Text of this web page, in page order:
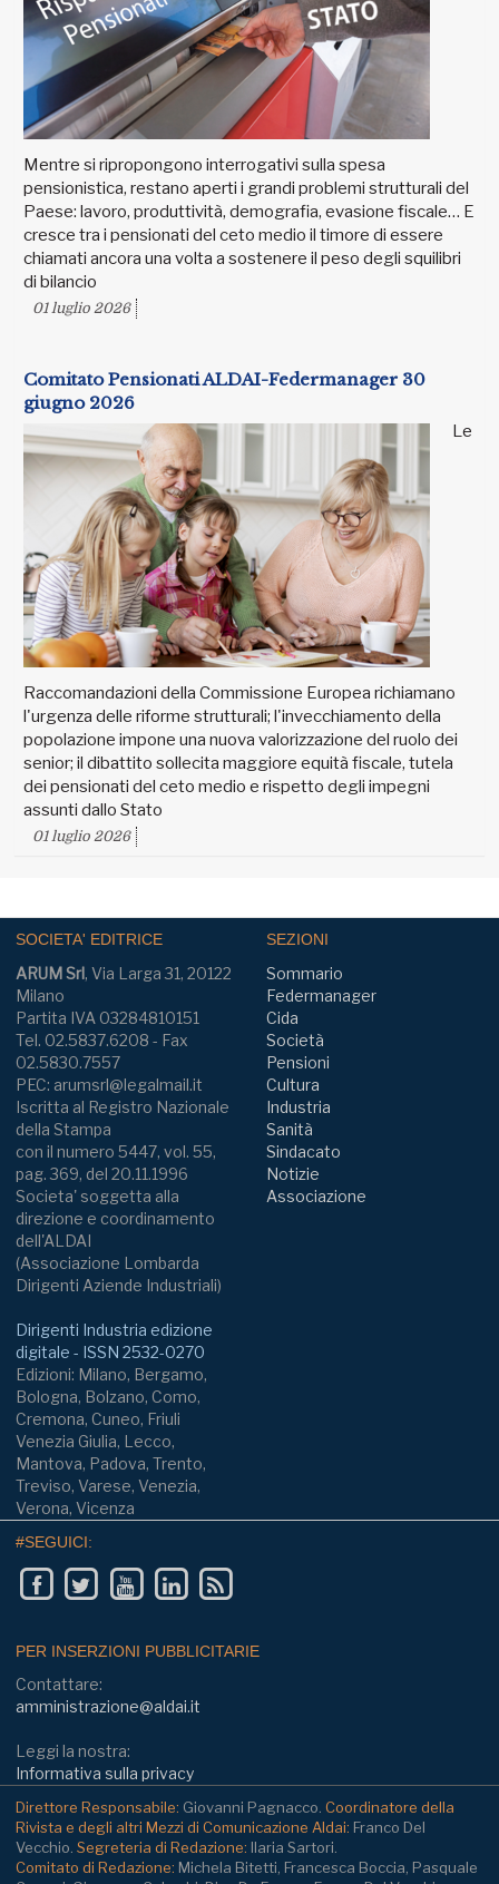
Mentre si ripropongono interrogativi sulla spesa
pensionistica, restano aperti i grandi problemi strutturali del
Paese: lavoro, produttività, demografia, evasione fiscale… E
cresce tra i pensionati del ceto medio il timore di essere
chiamati ancora una volta a sostenere il peso degli squilibri
di bilancio
01 luglio 2026
Comitato Pensionati ALDAI-Federmanager 30
giugno 2026
Le
Raccomandazioni della Commissione Europea richiamano
l'urgenza delle riforme strutturali; l'invecchiamento della
popolazione impone una nuova valorizzazione del ruolo dei
senior; il dibattito sollecita maggiore equità fiscale, tutela
dei pensionati del ceto medio e rispetto degli impegni
assunti dallo Stato
01 luglio 2026
SOCIETA' EDITRICE
ARUM Srl, Via Larga 31, 20122
Milano
Partita IVA 03284810151
Tel. 02.5837.6208 - Fax
02.5830.7557
PEC: arumsrl@legalmail.it
Iscritta al Registro Nazionale
della Stampa
con il numero 5447, vol. 55,
pag. 369, del 20.11.1996
Societa' soggetta alla
direzione e coordinamento
dell'ALDAI
(Associazione Lombarda
Dirigenti Aziende Industriali)
Dirigenti Industria edizione
digitale - ISSN 2532-0270
Edizioni: Milano, Bergamo,
Bologna, Bolzano, Como,
Cremona, Cuneo, Friuli
Venezia Giulia, Lecco,
Mantova, Padova, Trento,
Treviso, Varese, Venezia,
Verona, Vicenza
SEZIONI
Sommario
Federmanager
Cida
Società
Pensioni
Cultura
Industria
Sanità
Sindacato
Notizie
Associazione
#SEGUICI:
PER INSERZIONI PUBBLICITARIE
Contattare:
amministrazione@aldai.it
Leggi la nostra:
Informativa sulla privacy
Direttore Responsabile: Giovanni Pagnacco. Coordinatore della
Rivista e degli altri Mezzi di Comunicazione Aldai: Franco Del
Vecchio. Segreteria di Redazione: Ilaria Sartori.
Comitato di Redazione: Michela Bitetti, Francesca Boccia, Pasquale